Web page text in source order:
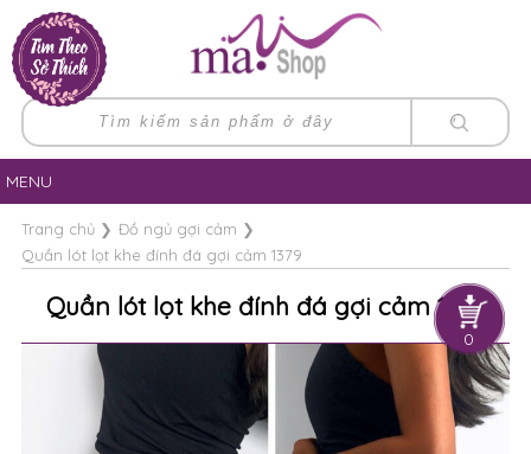
0
MENU
Trang chủ❯ Đồ ngủ gợi cảm ❯
Quần lót lọt khe đính đá gợi cảm 1379
Quần lót lọt khe đính đá gợi cảm 1379